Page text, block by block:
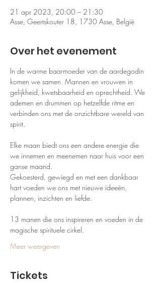
21 apr 2023, 20:00 – 21:30
Asse, Geertskouter 18, 1730 Asse, België
Over het evenement
In de warme baarmoeder van de aardegodin
komen we samen. Mannen en vrouwen in
gelijkheid, kwetsbaarheid en oprechtheid. We
ademen en drummen op hetzelfde ritme en
verbinden ons met de onzichtbare wereld van
spirit.
Elke maan biedt ons een andere energie die
we innemen en meenemen naar huis voor een
ganse maand.
Gekoesterd, gewiegd en met een dankbaar
hart voeden we ons met nieuwe ideeën,
plannen, inzichten en liefde.
13 manen die ons inspireren en voeden in de
magische spirituele cirkel.
Meer weergeven
Tickets